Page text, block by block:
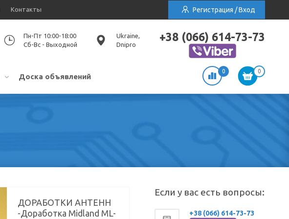
Контакты Регистрация / Вход
Пн-Пт 10:00-18:00
Сб-Вс - Выходной
Ukraine,
Dnipro
+38 (066) 614-73-73
Доска объявлений
0 0
ДОРАБОТКИ АНТЕНН
-Доработка Midland ML-
Если у вас есть вопросы:
+38 (066) 614-73-73